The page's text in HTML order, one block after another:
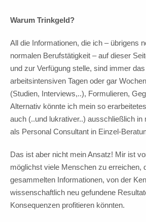
Warum Trinkgeld?
All die Informationen, die ich – übrigens
normalen Berufstätigkeit – auf dieser
und zur Verfügung stelle, sind immer
arbeitsintensiven Tagen oder gar
(Studien, Interviews,..), Formulieren,
Alternativ könnte ich mein so
auch (..und lukrativer..) ausschließlich in
als Personal Consultant in Einzel-
Das ist aber nicht mein Ansatz! Mir ist
möglichst viele Menschen zu erreichen,
gesammelten Informationen, von der
wissenschaftlich neu gefundene
Konsequenzen profitieren könnten.